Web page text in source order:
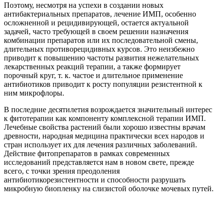
Поэтому, несмотря на успехи в создании новых
антибактериальных препаратов, лечение ИМП, особенно
осложненной и рецидивирующей, остается актуальной
задачей, часто требующей в своем решении назначения
комбинации препаратов или их последовательной смены,
длительных противорецидивных курсов. Это неизбежно
приводит к повышению частоты развития нежелательных
лекарственных реакций терапии, а также формирует
порочный круг, т. к. частое и длительное применение
антибиотиков приводит к росту популяции резистентной к
ним микрофлоры.
В последние десятилетия возрождается значительный интерес
к фитотерапии как компоненту комплексной терапии ИМП.
Лечебные свойства растений были хорошо известны врачам
древности, народная медицина практически всех народов и
стран использует их для лечения различных заболеваний.
Действие фитопрепаратов в рамках современных
исследований представляется нам в новом свете, прежде
всего, с точки зрения преодоления
антибиотикорезистентности и способности разрушать
микробную биопленку на слизистой оболочке мочевых путей.